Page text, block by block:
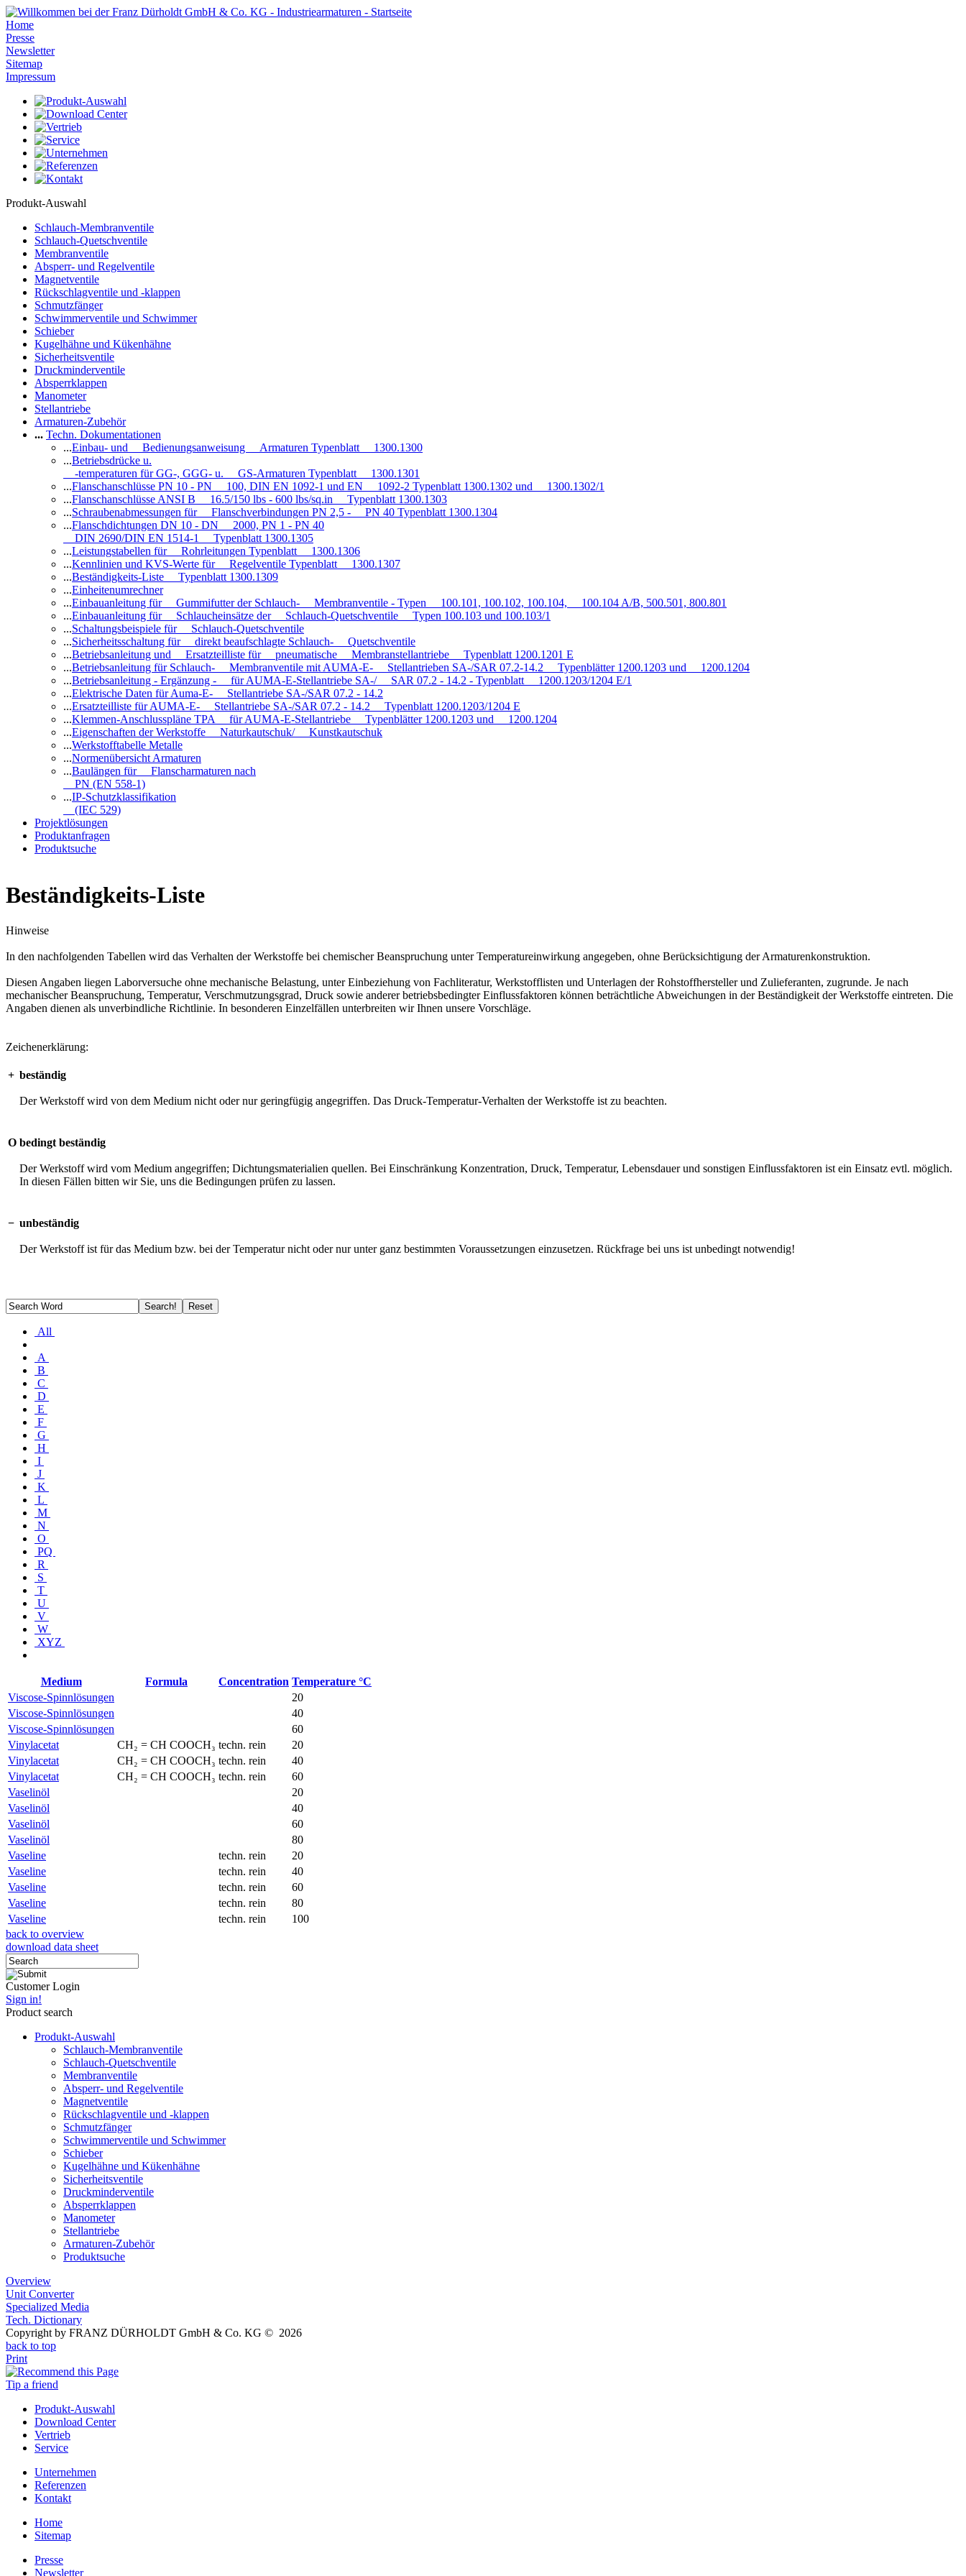
Home
Presse
Newsletter
Sitemap
Impressum
Produkt-Auswahl
Schlauch-Membranventile
Schlauch-Quetschventile
Membranventile
Absperr- und Regelventile
Magnetventile
Rückschlagventile und -klappen
Schmutzfänger
Schwimmerventile und Schwimmer
Schieber
Kugelhähne und Kükenhähne
Sicherheitsventile
Druckminderventile
Absperrklappen
Manometer
Stellantriebe
Armaturen-Zubehör
... Techn. Dokumentationen
...Einbau- und Bedienungsanweisung Armaturen Typenblatt 1300.1300
...Betriebsdrücke u.
-temperaturen für GG-, GGG- u. GS-Armaturen Typenblatt 1300.1301
...Flanschanschlüsse PN 10 - PN 100, DIN EN 1092-1 und EN 1092-2 Typenblatt 1300.1302 und 1300.1302/1
...Flanschanschlüsse ANSI B 16.5/150 lbs - 600 lbs/sq.in Typenblatt 1300.1303
...Schraubenabmessungen für Flanschverbindungen PN 2,5 - PN 40 Typenblatt 1300.1304
...Flanschdichtungen DN 10 - DN 2000, PN 1 - PN 40
DIN 2690/DIN EN 1514-1 Typenblatt 1300.1305
...Leistungstabellen für Rohrleitungen Typenblatt 1300.1306
...Kennlinien und KVS-Werte für Regelventile Typenblatt 1300.1307
...Beständigkeits-Liste Typenblatt 1300.1309
...Einheitenumrechner
...Einbauanleitung für Gummifutter der Schlauch- Membranventile - Typen 100.101, 100.102, 100.104, 100.104 A/B, 500.501, 800.801
...Einbauanleitung für Schlaucheinsätze der Schlauch-Quetschventile Typen 100.103 und 100.103/1
...Schaltungsbeispiele für Schlauch-Quetschventile
...Sicherheitsschaltung für direkt beaufschlagte Schlauch- Quetschventile
...Betriebsanleitung und Ersatzteilliste für pneumatische Membranstellantriebe Typenblatt 1200.1201 E
...Betriebsanleitung für Schlauch- Membranventile mit AUMA-E- Stellantrieben SA-/SAR 07.2-14.2 Typenblätter 1200.1203 und 1200.1204
...Betriebsanleitung - Ergänzung - für AUMA-E-Stellantriebe SA-/ SAR 07.2 - 14.2 - Typenblatt 1200.1203/1204 E/1
...Elektrische Daten für Auma-E- Stellantriebe SA-/SAR 07.2 - 14.2
...Ersatzteilliste für AUMA-E- Stellantriebe SA-/SAR 07.2 - 14.2 Typenblatt 1200.1203/1204 E
...Klemmen-Anschlusspläne TPA für AUMA-E-Stellantriebe Typenblätter 1200.1203 und 1200.1204
...Eigenschaften der Werkstoffe Naturkautschuk/ Kunstkautschuk
...Werkstofftabelle Metalle
...Normenübersicht Armaturen
...Baulängen für Flanscharmaturen nach
PN (EN 558-1)
...IP-Schutzklassifikation
(IEC 529)
Projektlösungen
Produktanfragen
Produktsuche
Beständigkeits-Liste
Hinweise
In den nachfolgenden Tabellen wird das Verhalten der Werkstoffe bei chemischer Beanspruchung unter Temperatureinwirkung angegeben, ohne Berücksichtigung der Armaturenkonstruktion.
Diesen Angaben liegen Laborversuche ohne mechanische Belastung, unter Einbeziehung von Fachliteratur, Werkstofflisten und Unterlagen der Rohstoffhersteller und Zulieferanten, zugrunde. Je nach
mechanischer Beanspruchung, Temperatur, Verschmutzungsgrad, Druck sowie anderer betriebsbedingter Einflussfaktoren können beträchtliche Abweichungen in der Beständigkeit der Werkstoffe eintreten. Die
Angaben dienen als unverbindliche Richtlinie. In besonderen Einzelfällen unterbreiten wir Ihnen unsere Vorschläge.
Zeichenerklärung:
+ beständig
Der Werkstoff wird von dem Medium nicht oder nur geringfügig angegriffen. Das Druck-Temperatur-Verhalten der Werkstoffe ist zu beachten.
O bedingt beständig
Der Werkstoff wird vom Medium angegriffen; Dichtungsmaterialien quellen. Bei Einschränkung Konzentration, Druck, Temperatur, Lebensdauer und sonstigen Einflussfaktoren ist ein Einsatz evtl. möglich.
In diesen Fällen bitten wir Sie, uns die Bedingungen prüfen zu lassen.
− unbeständig
Der Werkstoff ist für das Medium bzw. bei der Temperatur nicht oder nur unter ganz bestimmten Voraussetzungen einzusetzen. Rückfrage bei uns ist unbedingt notwendig!
All
A
B
C
D
E
F
G
H
I
J
K
L
M
N
O
PQ
R
S
T
U
V
W
XYZ
Medium Formula Concentration Temperature °C
Viscose-Spinnlösungen
20
Viscose-Spinnlösungen
40
Viscose-Spinnlösungen
60
Vinylacetat
CH₂ = CH COOCH₃ techn. rein
20
Vinylacetat
CH₂ = CH COOCH₃ techn. rein
40
Vinylacetat
CH₂ = CH COOCH₃ techn. rein
60
Vaselinöl
20
Vaselinöl
40
Vaselinöl
60
Vaselinöl
80
Vaseline
techn. rein
20
Vaseline
techn. rein
40
Vaseline
techn. rein
60
Vaseline
techn. rein
80
Vaseline
techn. rein
100
back to overview
download data sheet
Customer Login
Sign in!
Product search
Produkt-Auswahl
Schlauch-Membranventile
Schlauch-Quetschventile
Membranventile
Absperr- und Regelventile
Magnetventile
Rückschlagventile und -klappen
Schmutzfänger
Schwimmerventile und Schwimmer
Schieber
Kugelhähne und Kükenhähne
Sicherheitsventile
Druckminderventile
Absperrklappen
Manometer
Stellantriebe
Armaturen-Zubehör
Produktsuche
Overview
Unit Converter
Specialized Media
Tech. Dictionary
Copyright by FRANZ DÜRHOLDT GmbH & Co. KG © 2026
back to top
Print
Tip a friend
Produkt-Auswahl
Download Center
Vertrieb
Service
Unternehmen
Referenzen
Kontakt
Home
Sitemap
Presse
Newsletter